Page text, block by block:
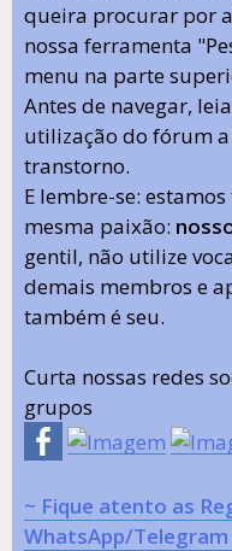
queira procurar por
nossa ferramenta
menu na parte
Antes de navegar,
utilização do fórum
transtorno.
E lembre-se:
mesma paixão:
gentil, não utilize
demais membros e
também é seu.
Curta nossas redes
grupos
~ Fique atento as
WhatsApp/Telegram